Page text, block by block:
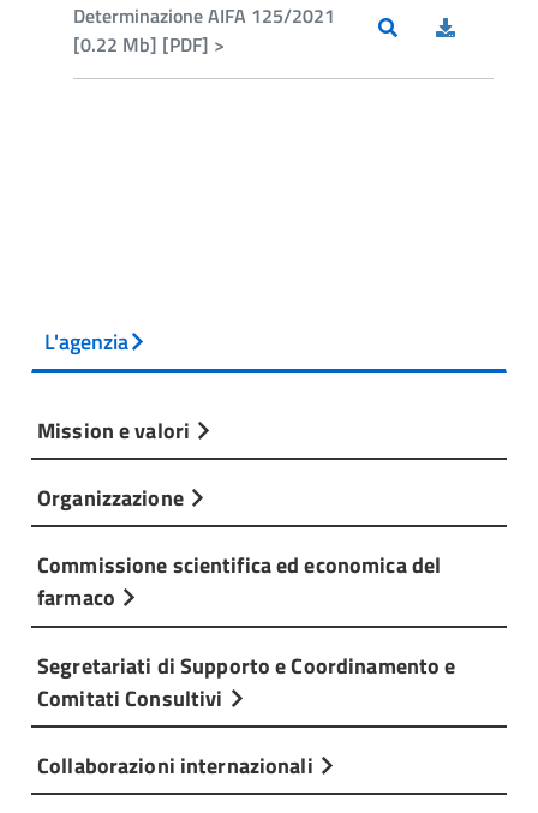
Determinazione AIFA 125/2021
[0.22 Mb] [PDF] >
L'agenzia
Mission e valori
Organizzazione
Commissione scientifica ed economica del
farmaco
Segretariati di Supporto e Coordinamento e
Comitati Consultivi
Collaborazioni internazionali